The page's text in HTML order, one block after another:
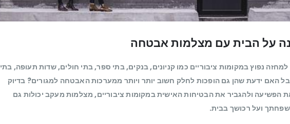
נפוץ במקומות ציבוריים כמו קניונים, בנקים, בתי ספר, בתי חולים, שדות תעופה, בתי
האם ידעת שהן גם הופכות לחלק חשוב יותר ויותר ממערכות האבטחה למגורים? בדיוק
הפשיעה ולהגביר את הבטיחות האישית במקומות ציבוריים, מצלמות מעקב יכולות גם
ועל רכושך בבית.